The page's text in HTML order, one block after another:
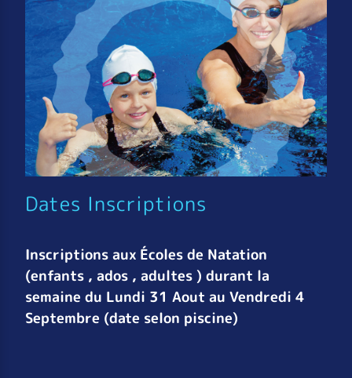
Dates Inscriptions
Inscriptions aux Écoles de Natation
(enfants , ados , adultes ) durant la
semaine du Lundi 31 Aout au Vendredi 4
Septembre (date selon piscine)